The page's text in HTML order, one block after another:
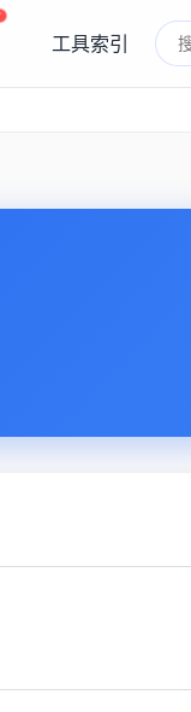
工具索引